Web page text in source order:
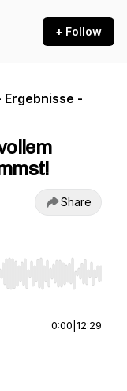
+ Follow
Ergebnisse -
Share
End to jump
0:00 12:29